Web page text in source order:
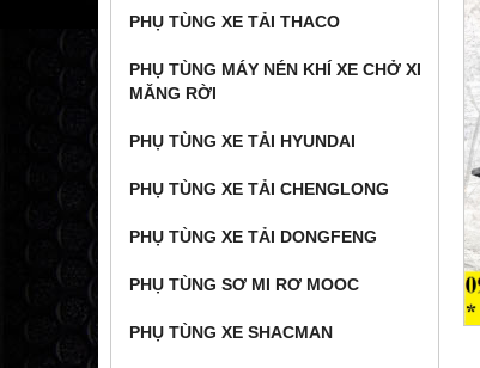
PHỤ TÙNG XE TẢI THACO
PHỤ TÙNG MÁY NÉN KHÍ XE CHỞ XI
MĂNG RỜI
PHỤ TÙNG XE TẢI HYUNDAI
PHỤ TÙNG XE TẢI CHENGLONG
PHỤ TÙNG XE TẢI DONGFENG
PHỤ TÙNG SƠ MI RƠ MOOC
PHỤ TÙNG XE SHACMAN